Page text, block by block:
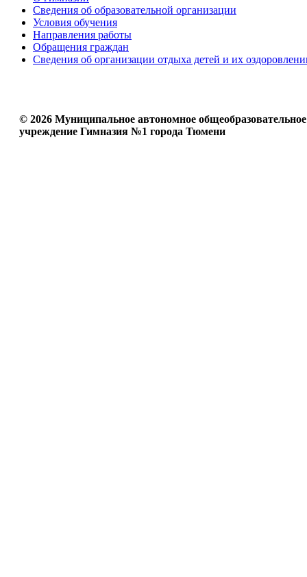
Сведения об образовательной организации
Условия обучения
Направления работы
Обращения граждан
Сведения об организации отдыха детей и их
© 2026 Муниципальное автономное общеобразовательное
учреждение Гимназия №1 города Тюмени